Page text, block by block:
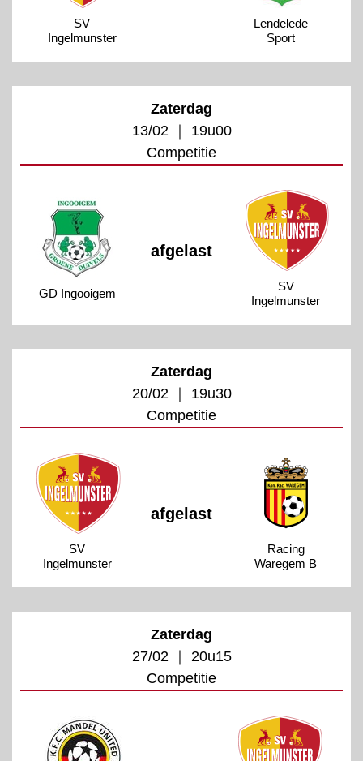
SV
Ingelmunster
Lendelede
Sport
Zaterdag
13/02 ｜ 19u00
Competitie
GD Ingooigem
afgelast
SV
Ingelmunster
Zaterdag
20/02 ｜ 19u30
Competitie
SV
Ingelmunster
afgelast
Racing
Waregem B
Zaterdag
27/02 ｜ 20u15
Competitie